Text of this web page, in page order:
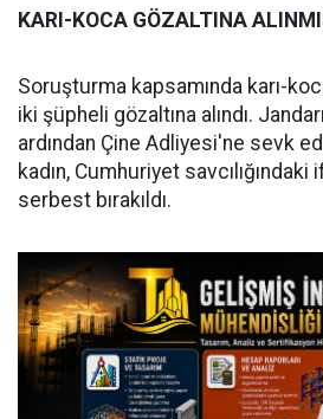
KARI-KOCA GÖZALTINA
Soruşturma kapsamında karı-
iki şüpheli gözaltına alındı.
ardından Çine Adliyesi'ne sevk
kadın, Cumhuriyet savcılığındaki
serbest bırakıldı.